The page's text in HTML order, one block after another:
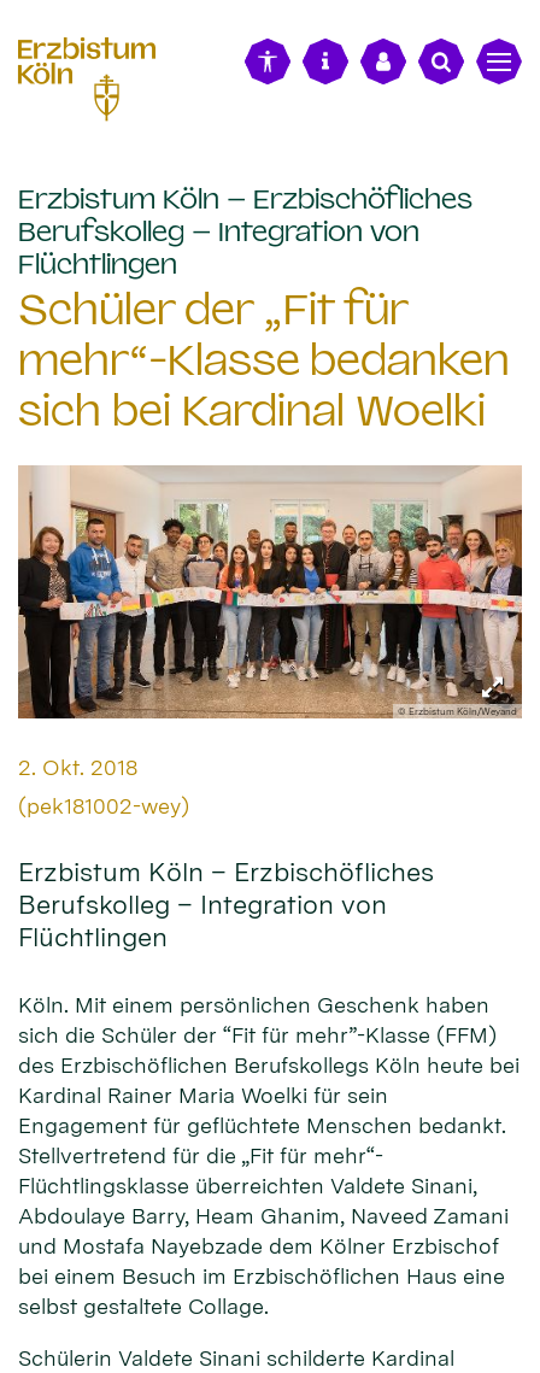
Erzbistum Köln – Erzbischöfliches
Berufskolleg – Integration von
Flüchtlingen
Schüler der „Fit für
mehr“-Klasse bedanken
sich bei Kardinal Woelki
© Erzbistum Köln/Weyand
Datum:
2. Okt. 2018
Von:
(pek181002-wey)
Erzbistum Köln – Erzbischöfliches
Berufskolleg – Integration von
Flüchtlingen
Köln. Mit einem persönlichen Geschenk haben
sich die Schüler der “Fit für mehr”-Klasse (FFM)
des Erzbischöflichen Berufskollegs Köln heute bei
Kardinal Rainer Maria Woelki für sein
Engagement für geflüchtete Menschen bedankt.
Stellvertretend für die „Fit für mehr“-
Flüchtlingsklasse überreichten Valdete Sinani,
Abdoulaye Barry, Heam Ghanim, Naveed Zamani
und Mostafa Nayebzade dem Kölner Erzbischof
bei einem Besuch im Erzbischöflichen Haus eine
selbst gestaltete Collage.
Schülerin Valdete Sinani schilderte Kardinal